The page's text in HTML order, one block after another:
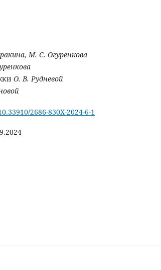
М. С. Огуренкова
О. В. Рудневой
2686-830X-2024-6-1